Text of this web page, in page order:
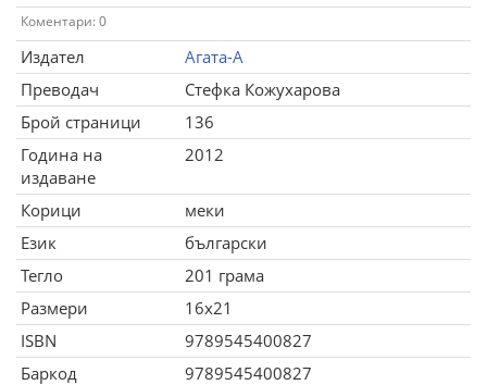
Коментари: 0
Издател
Агата-А
Преводач
Стефка Кожухарова
Брой страници
136
Година на
издаване
2012
Корици
меки
Език
български
Тегло
201 грама
Размери
16x21
ISBN
9789545400827
Баркод
9789545400827